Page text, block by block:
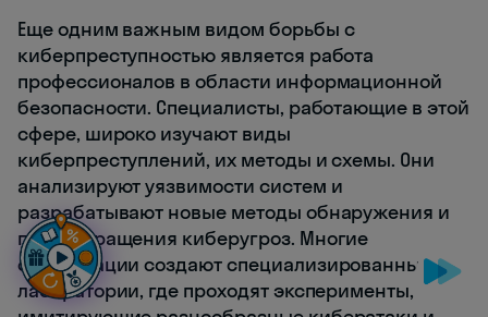
Еще одним важным видом борьбы с
киберпреступностью является работа
профессионалов в области информационной
безопасности. Специалисты, работающие в этой
сфере, широко изучают виды
киберпреступлений, их методы и схемы. Они
анализируют уязвимости систем и
разрабатывают новые методы обнаружения и
предотвращения киберугроз. Многие
организации создают специализированные
лаборатории, где проходят эксперименты,